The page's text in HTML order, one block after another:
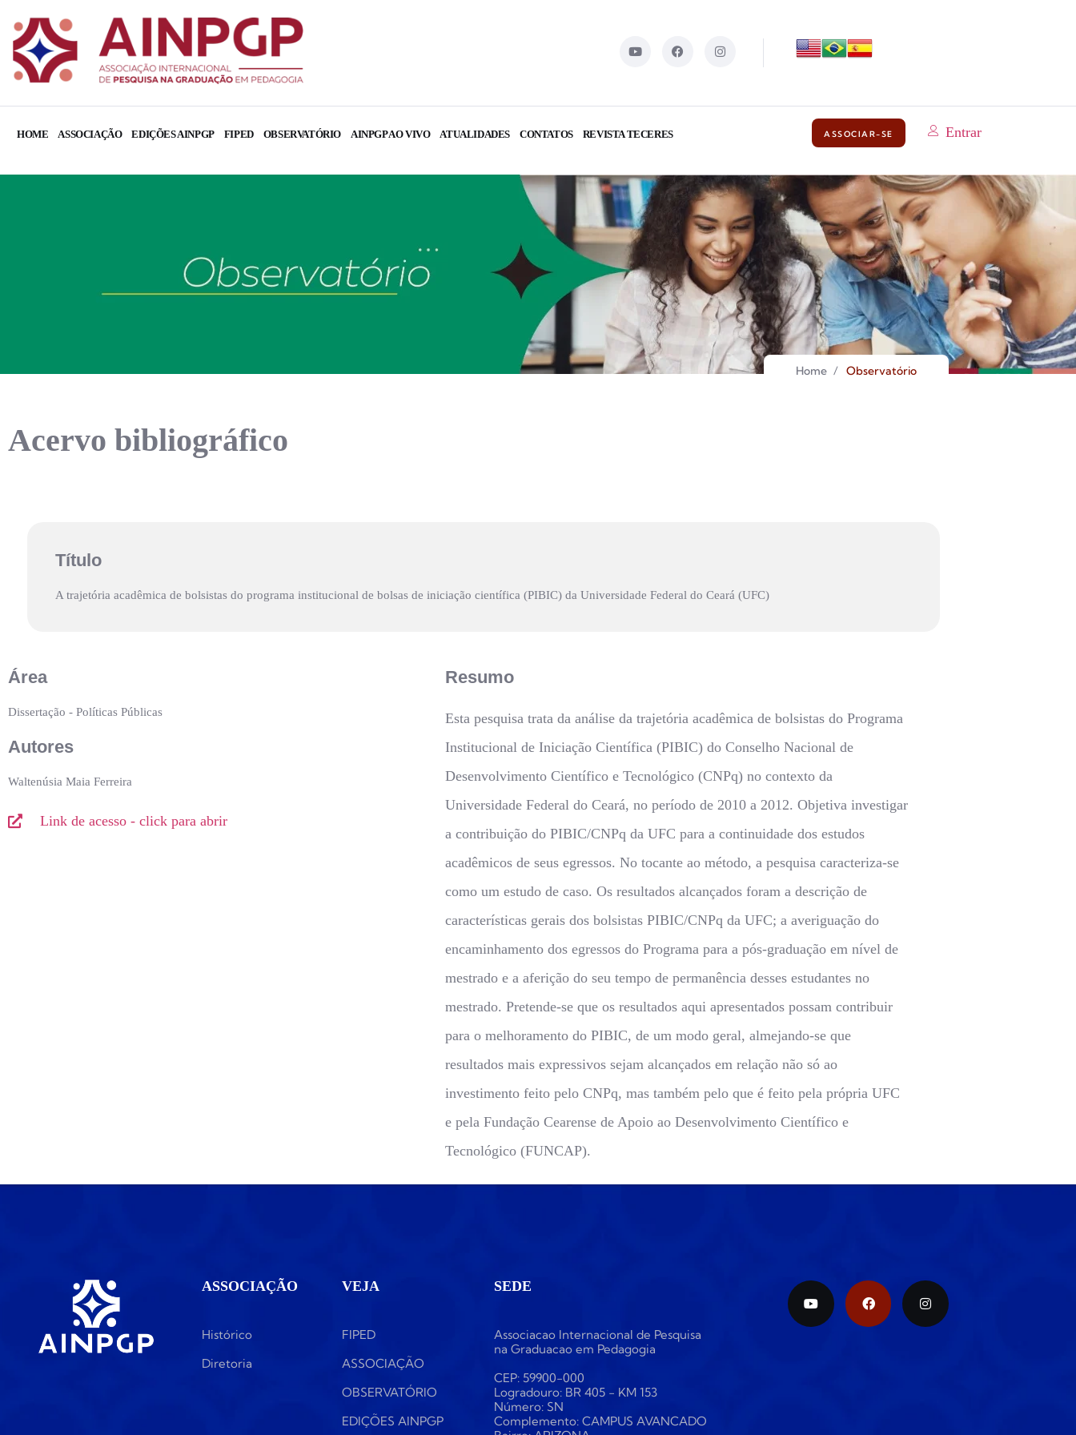
HOME ASSOCIAÇÃO EDIÇÕES AINPGP FIPED OBSERVATÓRIO AINPGP AO VIVO ATUALIDADES CONTATOS REVISTA TECERES ASSOCIAR-SE Entrar
Home / Observatório
Acervo bibliográfico
Título
A trajetória acadêmica de bolsistas do programa institucional de bolsas de iniciação científica (PIBIC) da Universidade Federal do Ceará (UFC)
Área
Dissertação - Políticas Públicas
Autores
Waltenúsia Maia Ferreira
Link de acesso - click para abrir
Resumo
Esta pesquisa trata da análise da trajetória acadêmica de bolsistas do Programa
Institucional de Iniciação Científica (PIBIC) do Conselho Nacional de
Desenvolvimento Científico e Tecnológico (CNPq) no contexto da
Universidade Federal do Ceará, no período de 2010 a 2012. Objetiva investigar
a contribuição do PIBIC/CNPq da UFC para a continuidade dos estudos
acadêmicos de seus egressos. No tocante ao método, a pesquisa caracteriza-se
como um estudo de caso. Os resultados alcançados foram a descrição de
características gerais dos bolsistas PIBIC/CNPq da UFC; a averiguação do
encaminhamento dos egressos do Programa para a pós-graduação em nível de
mestrado e a aferição do seu tempo de permanência desses estudantes no
mestrado. Pretende-se que os resultados aqui apresentados possam contribuir
para o melhoramento do PIBIC, de um modo geral, almejando-se que
resultados mais expressivos sejam alcançados em relação não só ao
investimento feito pelo CNPq, mas também pelo que é feito pela própria UFC
e pela Fundação Cearense de Apoio ao Desenvolvimento Científico e
Tecnológico (FUNCAP).
ASSOCIAÇÃO
Histórico
Diretoria
VEJA
FIPED
ASSOCIAÇÃO
OBSERVATÓRIO
EDIÇÕES AINPGP
SEDE
Associacao Internacional de Pesquisa
na Graduacao em Pedagogia
CEP: 59900-000
Logradouro: BR 405 - KM 153
Número: SN
Complemento: CAMPUS AVANCADO